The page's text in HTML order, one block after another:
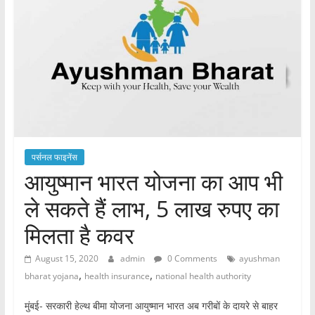
पर्सनल फाइनेंस
आयुष्मान भारत योजना का आप भी
ले सकते हैं लाभ, 5 लाख रुपए का
मिलता है कवर
August 15, 2020 admin 0 Comments
ayushman
bharat yojana, health insurance, national health authority
मुंबई- सरकारी हेल्थ बीमा योजना आयुष्मान भारत अब गरीबों के दायरे से बाहर